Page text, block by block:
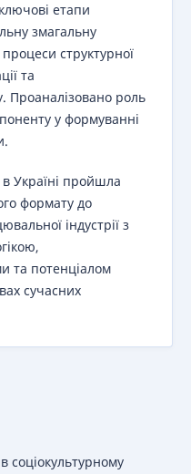
етапи
змагальну
структурної
та
Проаналізовано роль
у формуванні
Україні пройшла
формату до
індустрії з
та потенціалом
сучасних
соціокультурному